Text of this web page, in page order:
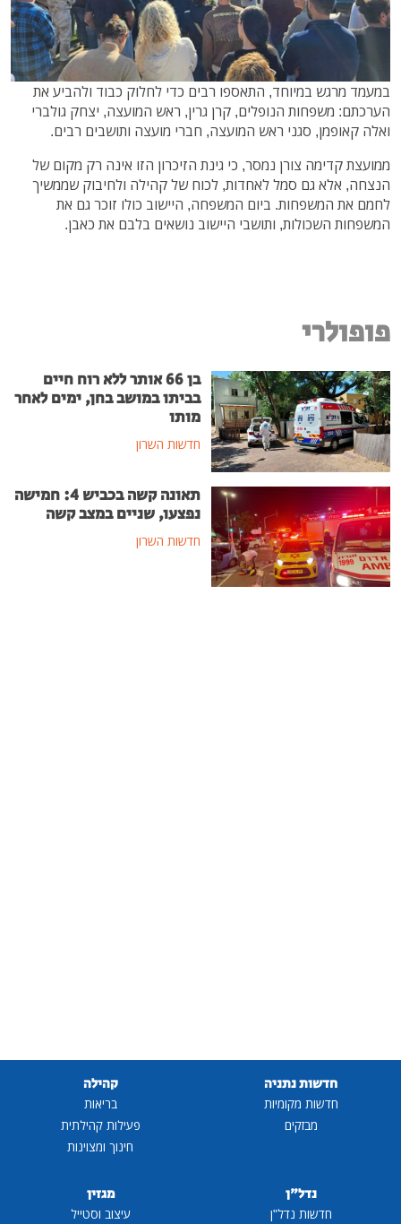
במעמד מרגש במיוחד, התאספו רבים כדי לחלוק כבוד ולהביע את
הערכתם: משפחות הנופלים, קרן גרין, ראש המועצה, יצחק גולברי
ואלה קאופמן, סגני ראש המועצה, חברי מועצה ותושבים רבים.
ממועצת קדימה צורן נמסר, כי גינת הזיכרון הזו אינה רק מקום של
הנצחה, אלא גם סמל לאחדות, לכוח של קהילה ולחיבוק שממשיך
לחמם את המשפחות. ביום המשפחה, היישוב כולו זוכר גם את
המשפחות השכולות, ותושבי היישוב נושאים בלבם את כאבן.
פופולרי
בן 66 אותר ללא רוח חיים
בביתו במושב בחן, ימים לאחר
מותו
חדשות השרון
תאונה קשה בכביש 4: חמישה
נפצעו, שניים במצב קשה
חדשות השרון
חדשות נתניה
חדשות מקומיות
מבזקים
קהילה
בריאות
פעילות קהילתית
חינוך ומצוינות
נדל"ן
חדשות נדל"ן
מגזין
עיצוב וסטייל